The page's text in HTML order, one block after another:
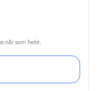
når som helst.